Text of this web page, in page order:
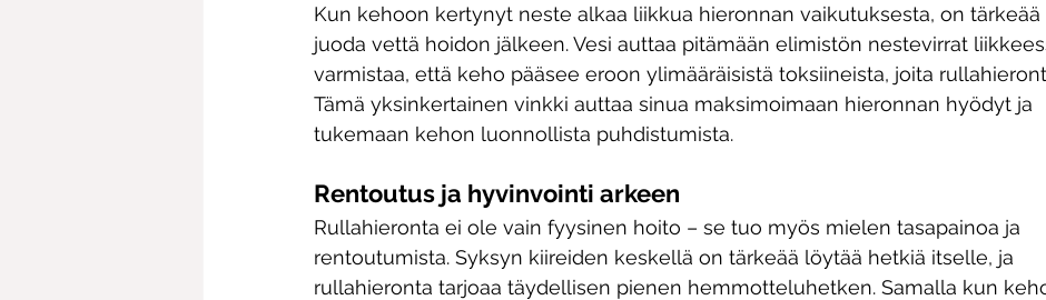
Kun kehoon kertynyt neste alkaa liikkua hieronnan vaikutuksesta, on tärkeää
juoda vettä hoidon jälkeen. Vesi auttaa pitämään elimistön nestevirrat
varmistaa, että keho pääsee eroon ylimääräisistä toksiineista, joita
Tämä yksinkertainen vinkki auttaa sinua maksimoimaan hieronnan hyödyt ja
tukemaan kehon luonnollista puhdistumista.
Rentoutus ja hyvinvointi arkeen
Rullahieronta ei ole vain fyysinen hoito – se tuo myös mielen tasapainoa ja
rentoutumista. Syksyn kiireiden keskellä on tärkeää löytää hetkiä itselle, ja
rullahieronta tarjoaa täydellisen pienen hemmotteluhetken. Samalla kun